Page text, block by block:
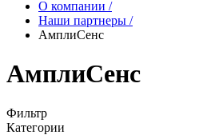
О компании /
Наши партнеры /
АмплиСенс
АмплиСенс
Фильтр
Категории